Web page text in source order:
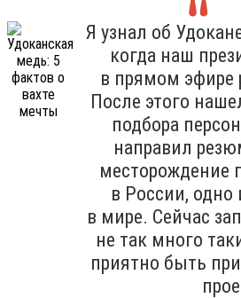
Я узнал об
когда наш
в прямом эфире
После этого
подбора
направил
месторождение
в России, одно
в мире. Сейчас
не так много
приятно быть